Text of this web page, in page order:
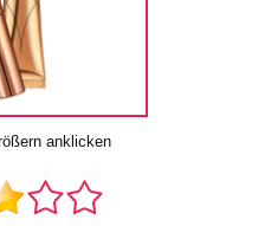
anklicken